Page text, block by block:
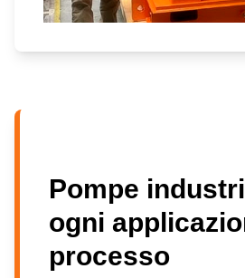
Pompe
ogni
processo